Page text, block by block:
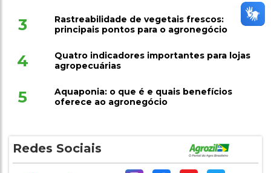
3
Rastreabilidade de vegetais frescos:
principais pontos para o agronegócio
4
Quatro indicadores importantes para lojas
agropecuárias
5
Aquaponia: o que é e quais benefícios
oferece ao agronegócio
Redes Sociais